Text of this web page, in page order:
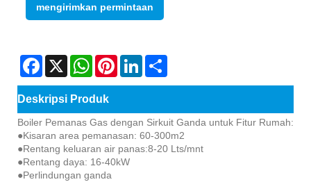
mengirimkan permintaan
Facebook
X WhatsAppPinterestLinkedIn
Deskripsi Produk
Boiler Pemanas Gas dengan Sirkuit Ganda untuk Fitur Rumah:
●Kisaran area pemanasan: 60-300m2
●Rentang keluaran air panas:8-20 Lts/mnt
●Rentang daya: 16-40kW
●Perlindungan ganda